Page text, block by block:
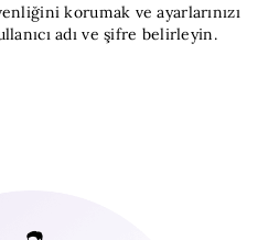
korumak ve ayarlarınızı
adı ve şifre belirleyin.